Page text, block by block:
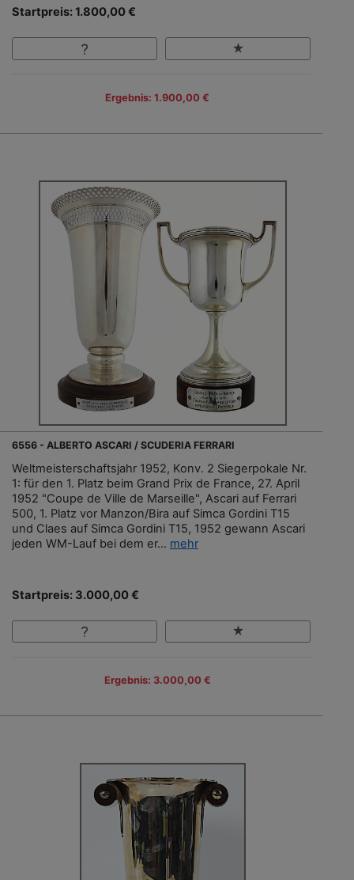
Startpreis: 1.800,00 €
Ergebnis: 1.900,00 €
6556 - ALBERTO ASCARI / SCUDERIA FERRARI
Weltmeisterschaftsjahr 1952, Konv. 2 Siegerpokale Nr.
1: für den 1. Platz beim Grand Prix de France, 27. April
1952 "Coupe de Ville de Marseille", Ascari auf Ferrari
500, 1. Platz vor Manzon/Bira auf Simca Gordini T15
und Claes auf Simca Gordini T15, 1952 gewann Ascari
jeden WM-Lauf bei dem er... mehr
Startpreis: 3.000,00 €
Ergebnis: 3.000,00 €